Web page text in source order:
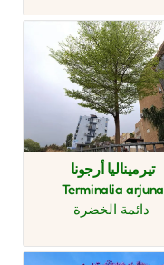
تيرميناليا أرجونا
Terminalia arjuna
دائمة الخضرة